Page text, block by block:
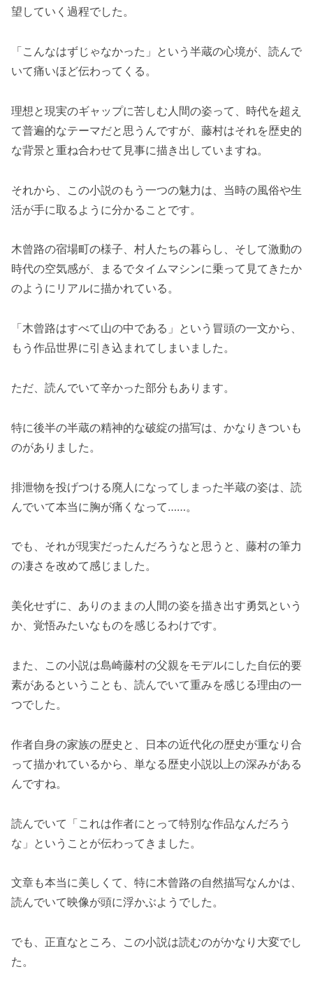
望していく過程でした。
「こんなはずじゃなかった」という半蔵の心境が、読んで
いて痛いほど伝わってくる。
理想と現実のギャップに苦しむ人間の姿って、時代を超え
て普遍的なテーマだと思うんですが、藤村はそれを歴史的
な背景と重ね合わせて見事に描き出していますね。
それから、この小説のもう一つの魅力は、当時の風俗や生
活が手に取るように分かることです。
木曾路の宿場町の様子、村人たちの暮らし、そして激動の
時代の空気感が、まるでタイムマシンに乗って見てきたか
のようにリアルに描かれている。
「木曾路はすべて山の中である」という冒頭の一文から、
もう作品世界に引き込まれてしまいました。
ただ、読んでいて辛かった部分もあります。
特に後半の半蔵の精神的な破綻の描写は、かなりきついも
のがありました。
排泄物を投げつける廃人になってしまった半蔵の姿は、読
んでいて本当に胸が痛くなって……。
でも、それが現実だったんだろうなと思うと、藤村の筆力
の凄さを改めて感じました。
美化せずに、ありのままの人間の姿を描き出す勇気という
か、覚悟みたいなものを感じるわけです。
また、この小説は島崎藤村の父親をモデルにした自伝的要
素があるということも、読んでいて重みを感じる理由の一
つでした。
作者自身の家族の歴史と、日本の近代化の歴史が重なり合
って描かれているから、単なる歴史小説以上の深みがある
んですね。
読んでいて「これは作者にとって特別な作品なんだろう
な」ということが伝わってきました。
文章も本当に美しくて、特に木曾路の自然描写なんかは、
読んでいて映像が頭に浮かぶようでした。
でも、正直なところ、この小説は読むのがかなり大変でし
た。